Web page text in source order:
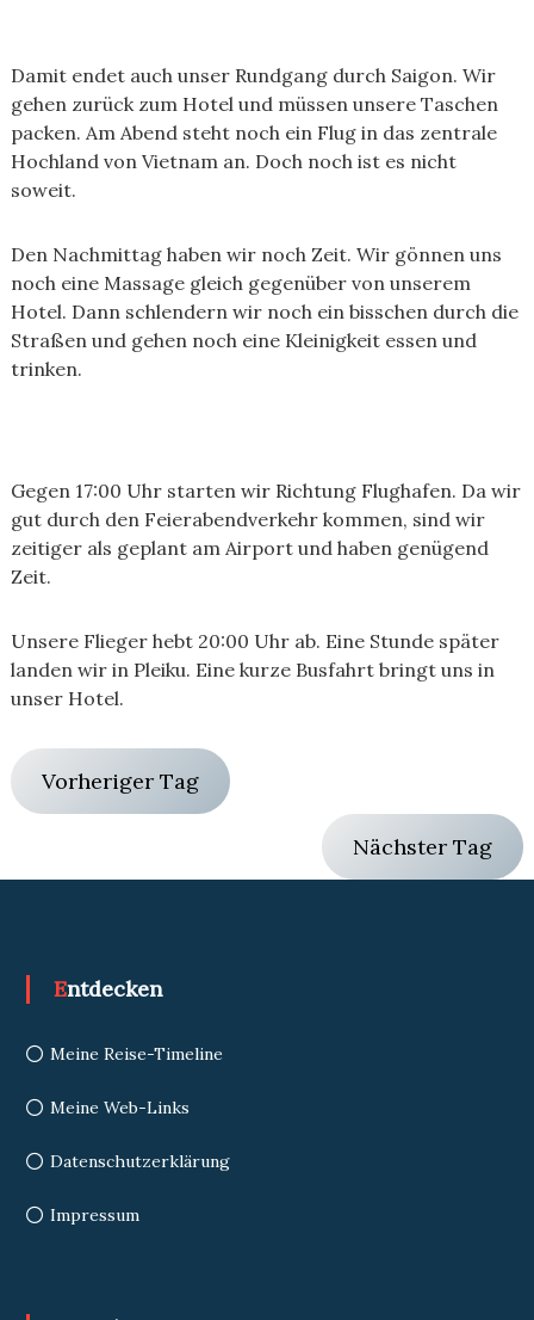
Damit endet auch unser Rundgang durch Saigon. Wir
gehen zurück zum Hotel und müssen unsere Taschen
packen. Am Abend steht noch ein Flug in das zentrale
Hochland von Vietnam an. Doch noch ist es nicht
soweit.
Den Nachmittag haben wir noch Zeit. Wir gönnen uns
noch eine Massage gleich gegenüber von unserem
Hotel. Dann schlendern wir noch ein bisschen durch die
Straßen und gehen noch eine Kleinigkeit essen und
trinken.
Gegen 17:00 Uhr starten wir Richtung Flughafen. Da wir
gut durch den Feierabendverkehr kommen, sind wir
zeitiger als geplant am Airport und haben genügend
Zeit.
Unsere Flieger hebt 20:00 Uhr ab. Eine Stunde später
landen wir in Pleiku. Eine kurze Busfahrt bringt uns in
unser Hotel.
Vorheriger Tag
Nächster Tag
Entdecken
Meine Reise-Timeline
Meine Web-Links
Datenschutzerklärung
Impressum